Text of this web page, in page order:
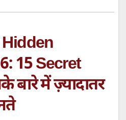
15 Secret
बारे में ज़्यादातर